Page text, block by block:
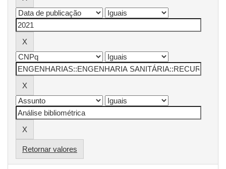
Retornar valores